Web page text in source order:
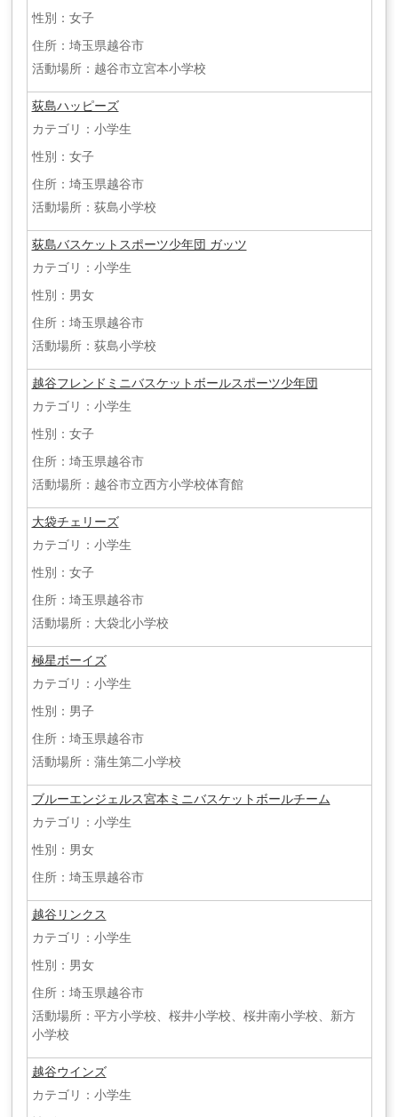
性別：女子
住所：埼玉県越谷市
活動場所：越谷市立宮本小学校
荻島ハッピーズ
カテゴリ：小学生
性別：女子
住所：埼玉県越谷市
活動場所：荻島小学校
荻島バスケットスポーツ少年団 ガッツ
カテゴリ：小学生
性別：男女
住所：埼玉県越谷市
活動場所：荻島小学校
越谷フレンドミニバスケットボールスポーツ少年団
カテゴリ：小学生
性別：女子
住所：埼玉県越谷市
活動場所：越谷市立西方小学校体育館
大袋チェリーズ
カテゴリ：小学生
性別：女子
住所：埼玉県越谷市
活動場所：大袋北小学校
極星ボーイズ
カテゴリ：小学生
性別：男子
住所：埼玉県越谷市
活動場所：蒲生第二小学校
ブルーエンジェルス宮本ミニバスケットボールチーム
カテゴリ：小学生
性別：男女
住所：埼玉県越谷市
越谷リンクス
カテゴリ：小学生
性別：男女
住所：埼玉県越谷市
活動場所：平方小学校、桜井小学校、桜井南小学校、新方
小学校
越谷ウインズ
カテゴリ：小学生